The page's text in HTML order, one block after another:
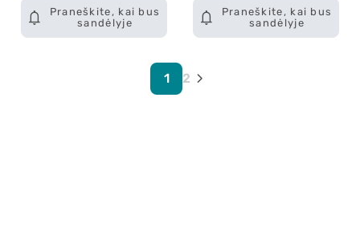
Praneškite, kai bus
sandėlyje
Praneškite, kai bus
sandėlyje
1 2